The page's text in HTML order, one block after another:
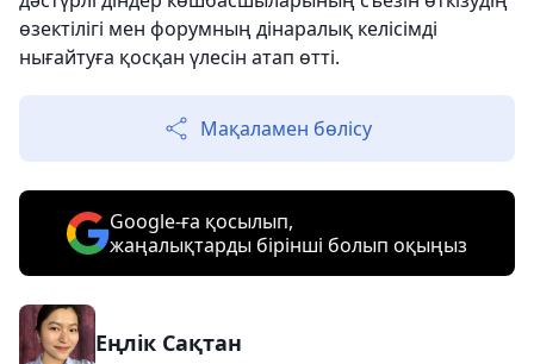
өзектілігі мен форумның дінаралық келісімді
нығайтуға қосқан үлесін атап өтті.
Мақаламен бөлісу
Google-ға қосылып,
жаңалықтарды бірінші болып оқыңыз
Еңлік Сақтан